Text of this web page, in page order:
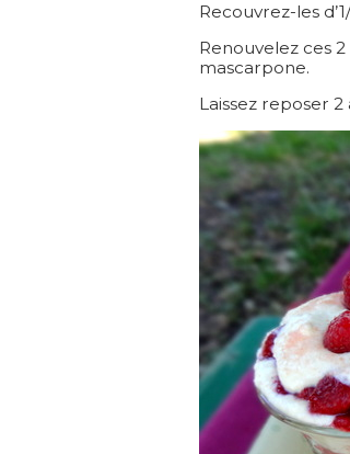
Recouvrez-les
Renouvelez ces
mascarpone.
Laissez reposer